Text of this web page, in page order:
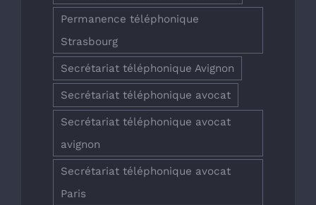
Permanence téléphonique
Strasbourg
Secrétariat téléphonique Avignon
Secrétariat téléphonique avocat
Secrétariat téléphonique avocat
avignon
Secrétariat téléphonique avocat
Paris